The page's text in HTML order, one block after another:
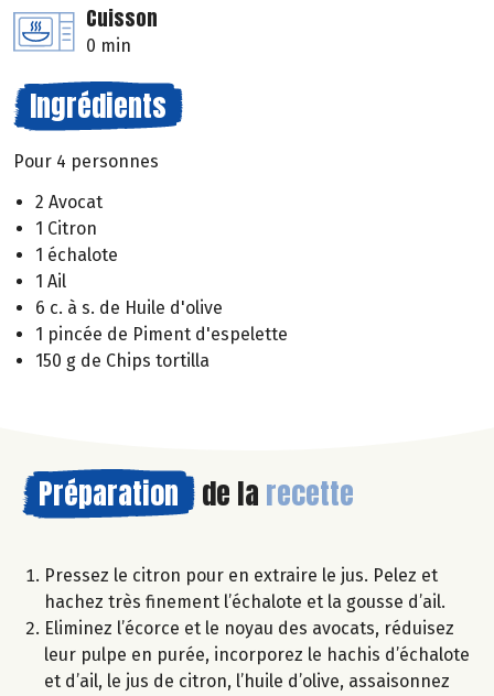
Cuisson
0 min
Ingrédients
Pour 4 personnes
2 Avocat
1 Citron
1 échalote
1 Ail
6 c. à s. de Huile d'olive
1 pincée de Piment d'espelette
150 g de Chips tortilla
Préparation de la recette
Pressez le citron pour en extraire le jus. Pelez et
hachez très finement l’échalote et la gousse d’ail.
Eliminez l’écorce et le noyau des avocats, réduisez
leur pulpe en purée, incorporez le hachis d’échalote
et d’ail, le jus de citron, l’huile d’olive, assaisonnez